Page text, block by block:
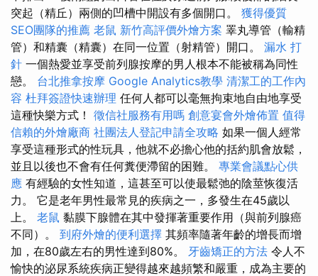
突起（精丘）兩側的凹槽中開設有多個開口。 獲得優質
SEO團隊的推薦 老鼠 新竹高評價外燴方案 睪丸導管（輸精
管）和精囊（精囊）在同一位置（射精管）開口。 漏水 打
針 一個熱愛並享受前列腺按摩的男人根本不能被稱為同性
戀。 台北推拿按摩 Google Analytics教學 清潔工的工作內
容 杜拜簽證快速辦理 任何人都可以毫無拘束地自由地享受
這種快樂方式！ 徵信社服務有用嗎 創意宴會外燴佈置 值得
信賴的外燴廠商 社團法人登記申請全攻略 如果一個人經常
享受這種形式的性玩具，他就不必擔心他的括約肌會放鬆，
並且以後也不會有任何糞便滯留的困難。 專業會議點心供
應 有經驗的女性知道，這甚至可以使最鬆弛的陰莖恢復活
力。 它是老年男性最常見的疾病之一，多發生在45歲以
上。 老鼠 黏膜下腺體在其中發揮著重要作用（與前列腺癌
不同）。 到府外燴的便利選擇 其頻率隨著年齡的增長而增
加，在80歲左右的男性達到80%。 牙齒矯正的方法 令人不
愉快的泌尿系統疾病正變得越來越頻繁和嚴重，成為主要的